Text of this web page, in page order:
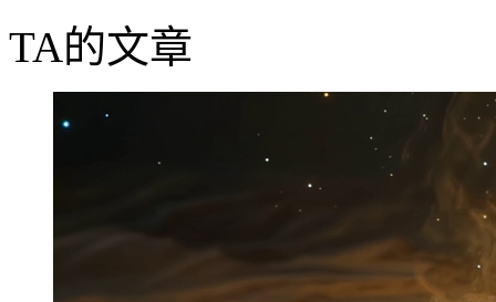
TA的文章